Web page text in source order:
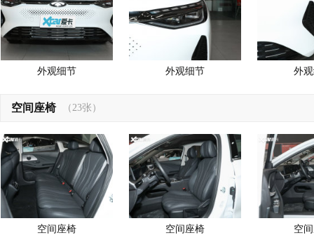
外观细节 外观细节 外
空间座椅 （23张）
空间座椅 空间座椅 空